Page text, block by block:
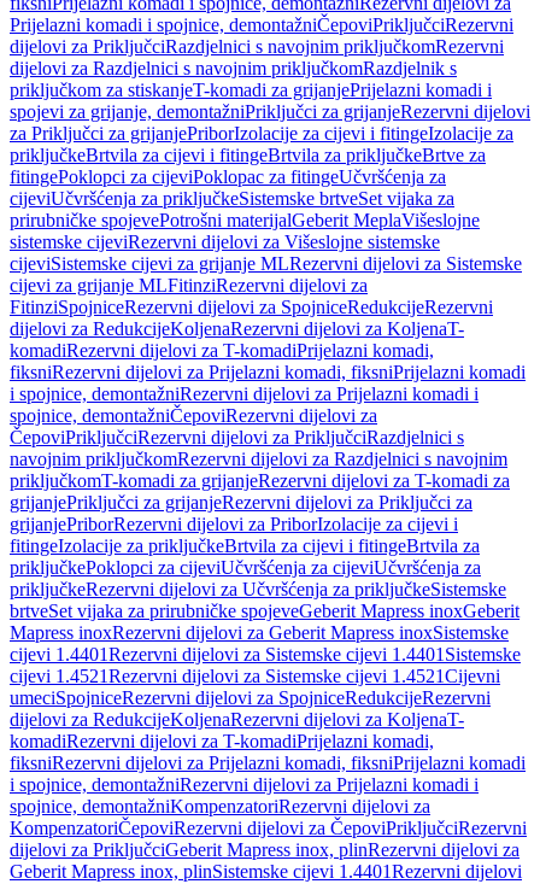
Prijelazni komadi i spojnice, demontažniČepoviPriključciRezervni
dijelovi za PriključciRazdjelnici s navojnim priključkomRezervni
dijelovi za Razdjelnici s navojnim priključkomRazdjelnik s
priključkom za stiskanjeT-komadi za grijanjePrijelazni komadi i
spojevi za grijanje, demontažniPriključci za grijanjeRezervni dijelovi
za Priključci za grijanjePriborIzolacije za cijevi i fitingeIzolacije za
priključkeBrtvila za cijevi i fitingeBrtvila za priključkeBrtve za
fitingePoklopci za cijeviPoklopac za fitingeUčvršćenja za
cijeviUčvršćenja za priključkeSistemske brtveSet vijaka za
prirubničke spojevePotrošni materijalGeberit MeplaVišeslojne
sistemske cijeviRezervni dijelovi za Višeslojne sistemske
cijeviSistemske cijevi za grijanje MLRezervni dijelovi za Sistemske
cijevi za grijanje MLFitinziRezervni dijelovi za
FitinziSpojniceRezervni dijelovi za SpojniceRedukcijeRezervni
dijelovi za RedukcijeKoljenaRezervni dijelovi za KoljenaT-
komadiRezervni dijelovi za T-komadiPrijelazni komadi,
fiksniRezervni dijelovi za Prijelazni komadi, fiksniPrijelazni komadi
i spojnice, demontažniRezervni dijelovi za Prijelazni komadi i
spojnice, demontažniČepoviRezervni dijelovi za
ČepoviPriključciRezervni dijelovi za PriključciRazdjelnici s
navojnim priključkomRezervni dijelovi za Razdjelnici s navojnim
priključkomT-komadi za grijanjeRezervni dijelovi za T-komadi za
grijanjePriključci za grijanjeRezervni dijelovi za Priključci za
grijanjePriborRezervni dijelovi za PriborIzolacije za cijevi i
fitingeIzolacije za priključkeBrtvila za cijevi i fitingeBrtvila za
priključkePoklopci za cijeviUčvršćenja za cijeviUčvršćenja za
priključkeRezervni dijelovi za Učvršćenja za priključkeSistemske
brtveSet vijaka za prirubničke spojeveGeberit Mapress inoxGeberit
Mapress inoxRezervni dijelovi za Geberit Mapress inoxSistemske
cijevi 1.4401Rezervni dijelovi za Sistemske cijevi 1.4401 Sistemske
cijevi 1.4521Rezervni dijelovi za Sistemske cijevi 1.4521Cijevni
umeciSpojniceRezervni dijelovi za SpojniceRedukcijeRezervni
dijelovi za RedukcijeKoljenaRezervni dijelovi za KoljenaT-
komadiRezervni dijelovi za T-komadiPrijelazni komadi,
fiksniRezervni dijelovi za Prijelazni komadi, fiksniPrijelazni komadi
i spojnice, demontažniRezervni dijelovi za Prijelazni komadi i
spojnice, demontažniKompenzatoriRezervni dijelovi za
KompenzatoriČepoviRezervni dijelovi za ČepoviPriključciRezervni
dijelovi za PriključciGeberit Mapress inox, plinRezervni dijelovi za
Geberit Mapress inox, plinSistemske cijevi 1.4401Rezervni dijelovi